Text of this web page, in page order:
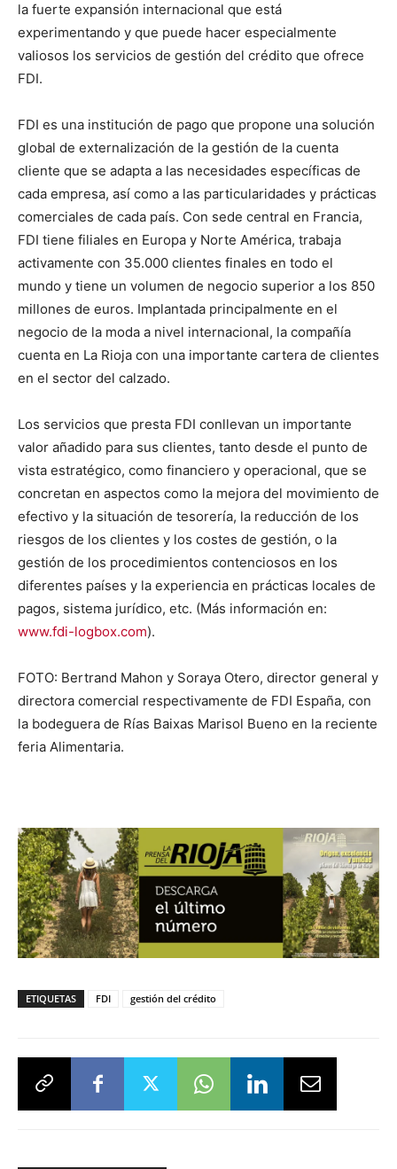
la fuerte expansión internacional que está
experimentando y que puede hacer especialmente
valiosos los servicios de gestión del crédito que ofrece
FDI.
FDI es una institución de pago que propone una solución
global de externalización de la gestión de la cuenta
cliente que se adapta a las necesidades específicas de
cada empresa, así como a las particularidades y prácticas
comerciales de cada país. Con sede central en Francia,
FDI tiene filiales en Europa y Norte América, trabaja
activamente con 35.000 clientes finales en todo el
mundo y tiene un volumen de negocio superior a los 850
millones de euros. Implantada principalmente en el
negocio de la moda a nivel internacional, la compañía
cuenta en La Rioja con una importante cartera de clientes
en el sector del calzado.
Los servicios que presta FDI conllevan un importante
valor añadido para sus clientes, tanto desde el punto de
vista estratégico, como financiero y operacional, que se
concretan en aspectos como la mejora del movimiento de
efectivo y la situación de tesorería, la reducción de los
riesgos de los clientes y los costes de gestión, o la
gestión de los procedimientos contenciosos en los
diferentes países y la experiencia en prácticas locales de
pagos, sistema jurídico, etc. (Más información en:
www.fdi-logbox.com).
FOTO: Bertrand Mahon y Soraya Otero, director general y
directora comercial respectivamente de FDI España, con
la bodeguera de Rías Baixas Marisol Bueno en la reciente
feria Alimentaria.
ETIQUETAS FDI gestión del crédito